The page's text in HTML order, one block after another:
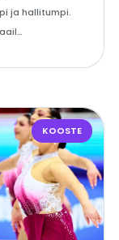
ja hallitumpi.
KOOSTE